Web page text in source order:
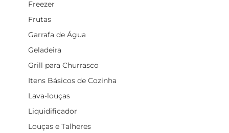
Freezer
Frutas
Garrafa de Água
Geladeira
Grill para Churrasco
Itens Básicos de Cozinha
Lava-louças
Liquidificador
Louças e Talheres